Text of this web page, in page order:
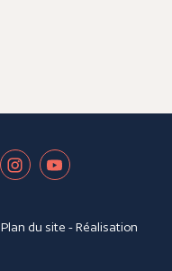
Plan du site - Réalisation